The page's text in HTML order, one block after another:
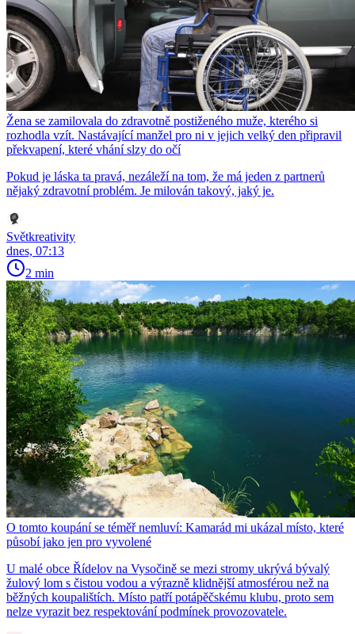
Žena se zamilovala do zdravotně postiženého muže, kterého si
rozhodla vzít. Nastávající manžel pro ni v jejich velký den připravil
překvapení, které vhání slzy do očí
Pokud je láska ta pravá, nezáleží na tom, že má jeden z partnerů
nějaký zdravotní problém. Je milován takový, jaký je.
Světkreativity
dnes, 07:13
2 min
O tomto koupání se téměř nemluví: Kamarád mi ukázal místo, které
působí jako jen pro vyvolené
U malé obce Řídelov na Vysočině se mezi stromy ukrývá bývalý
žulový lom s čistou vodou a výrazně klidnější atmosférou než na
běžných koupalištích. Místo patří potápěčskému klubu, proto sem
nelze vyrazit bez respektování podmínek provozovatele.